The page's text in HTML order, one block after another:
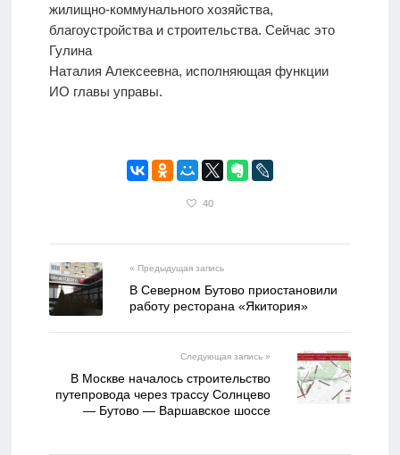
жилищно-коммунального хозяйства,
благоустройства и строительства. Сейчас это
Гулина
Наталия Алексеевна, исполняющая функции
ИО главы управы.
40
« Предыдущая запись
В Северном Бутово приостановили
работу ресторана «Якитория»
Следующая запись »
В Москве началось строительство
путепровода через трассу Солнцево
— Бутово — Варшавское шоссе